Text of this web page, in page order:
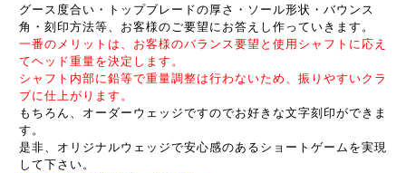
グース度合い・トップブレードの厚さ・ソール形状・バウンス
角・刻印方法等、お客様のご要望にお答えし作っていきます。
一番のメリットは、お客様のバランス要望と使用シャフトに応え
てヘッド重量を決定します。
シャフト内部に鉛等で重量調整は行わないため、振りやすいクラ
ブに仕上がります。
もちろん、オーダーウェッジですのでお好きな文字刻印ができま
す。
是非、オリジナルウェッジで安心感のあるショートゲームを実現
して下さい。